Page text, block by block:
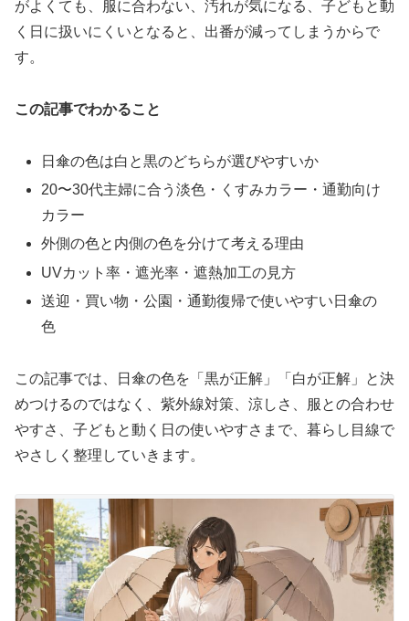
がよくても、服に合わない、汚れが気になる、子どもと動
く日に扱いにくいとなると、出番が減ってしまうからで
す。
この記事でわかること
日傘の色は白と黒のどちらが選びやすいか
20〜30代主婦に合う淡色・くすみカラー・通勤向け
カラー
外側の色と内側の色を分けて考える理由
UVカット率・遮光率・遮熱加工の見方
送迎・買い物・公園・通勤復帰で使いやすい日傘の
色
この記事では、日傘の色を「黒が正解」「白が正解」と決
めつけるのではなく、紫外線対策、涼しさ、服との合わせ
やすさ、子どもと動く日の使いやすさまで、暮らし目線で
やさしく整理していきます。